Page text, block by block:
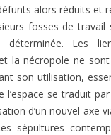
alors réduits et
fosses de
Les
la nécropole ne
son utilisation,
l’espace se traduit
d’un nouvel
sépultures